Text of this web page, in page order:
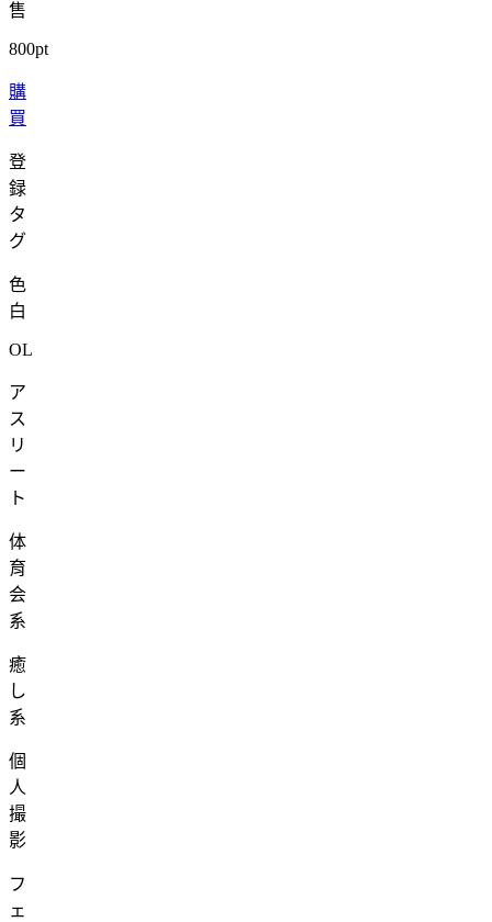
售
800pt
購
買
登
録
タ
グ
色
白
OL
ア
ス
リ
ー
ト
体
育
会
系
癒
し
系
個
人
撮
影
フ
ェ